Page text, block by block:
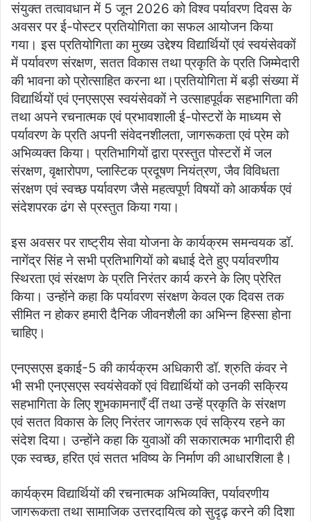
संयुक्त तत्वावधान में 5 जून 2026 को विश्व पर्यावरण दिवस के
अवसर पर ई-पोस्टर प्रतियोगिता का सफल आयोजन किया
गया। इस प्रतियोगिता का मुख्य उद्देश्य विद्यार्थियों एवं स्वयंसेवकों
में पर्यावरण संरक्षण, सतत विकास तथा प्रकृति के प्रति जिम्मेदारी
की भावना को प्रोत्साहित करना था।प्रतियोगिता में बड़ी संख्या में
विद्यार्थियों एवं एनएसएस स्वयंसेवकों ने उत्साहपूर्वक सहभागिता की
तथा अपने रचनात्मक एवं प्रभावशाली ई-पोस्टरों के माध्यम से
पर्यावरण के प्रति अपनी संवेदनशीलता, जागरूकता एवं प्रेम को
अभिव्यक्त किया। प्रतिभागियों द्वारा प्रस्तुत पोस्टरों में जल
संरक्षण, वृक्षारोपण, प्लास्टिक प्रदूषण नियंत्रण, जैव विविधता
संरक्षण एवं स्वच्छ पर्यावरण जैसे महत्वपूर्ण विषयों को आकर्षक एवं
संदेशपरक ढंग से प्रस्तुत किया गया।
इस अवसर पर राष्ट्रीय सेवा योजना के कार्यक्रम समन्वयक डॉ.
नागेंद्र सिंह ने सभी प्रतिभागियों को बधाई देते हुए पर्यावरणीय
स्थिरता एवं संरक्षण के प्रति निरंतर कार्य करने के लिए प्रेरित
किया। उन्होंने कहा कि पर्यावरण संरक्षण केवल एक दिवस तक
सीमित न होकर हमारी दैनिक जीवनशैली का अभिन्न हिस्सा होना
चाहिए।
एनएसएस इकाई-5 की कार्यक्रम अधिकारी डॉ. श्रुति कंवर ने
भी सभी एनएसएस स्वयंसेवकों एवं विद्यार्थियों को उनकी सक्रिय
सहभागिता के लिए शुभकामनाएँ दीं तथा उन्हें प्रकृति के संरक्षण
एवं सतत विकास के लिए निरंतर जागरूक एवं सक्रिय रहने का
संदेश दिया। उन्होंने कहा कि युवाओं की सकारात्मक भागीदारी ही
एक स्वच्छ, हरित एवं सतत भविष्य के निर्माण की आधारशिला है।
कार्यक्रम विद्यार्थियों की रचनात्मक अभिव्यक्ति, पर्यावरणीय
जागरूकता तथा सामाजिक उत्तरदायित्व को सुदृढ़ करने की दिशा